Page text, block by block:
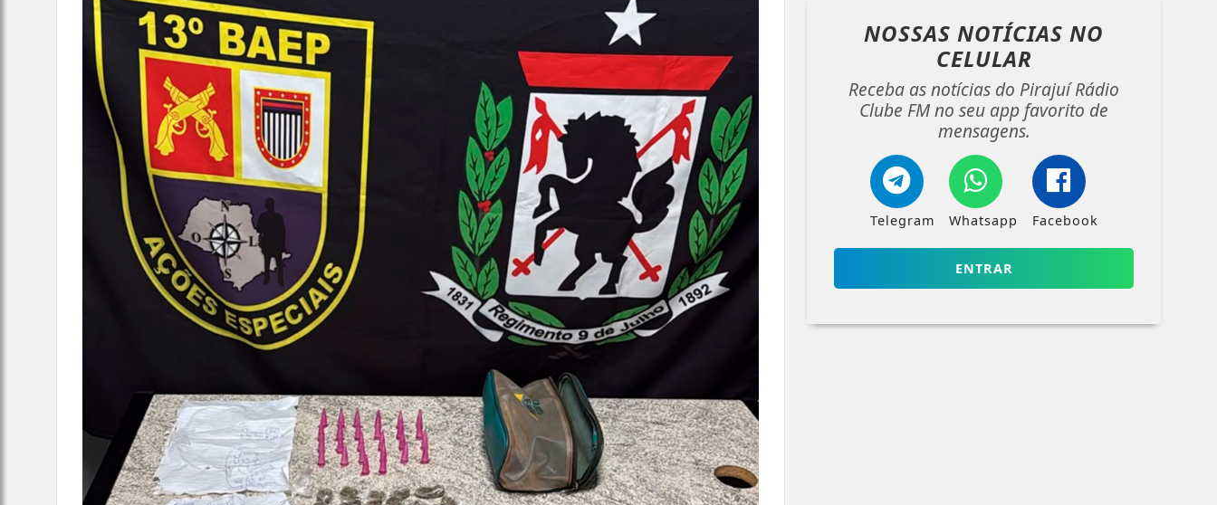
NOSSAS NOTÍCIASNO
CELULAR
Receba as notícias do Pirajuí Rádio
Clube FM no seu app favorito de
mensagens.
Telegram Whatsapp Facebook
ENTRAR